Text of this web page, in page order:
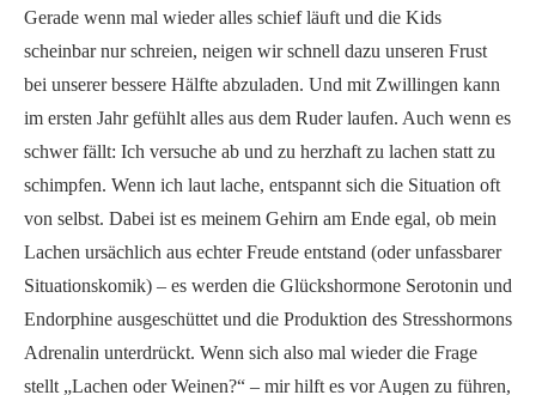
Gerade wenn mal wieder alles schief läuft und die Kids
scheinbar nur schreien, neigen wir schnell dazu unseren Frust
bei unserer bessere Hälfte abzuladen. Und mit Zwillingen kann
im ersten Jahr gefühlt alles aus dem Ruder laufen. Auch wenn es
schwer fällt: Ich versuche ab und zu herzhaft zu lachen statt zu
schimpfen. Wenn ich laut lache, entspannt sich die Situation oft
von selbst. Dabei ist es meinem Gehirn am Ende egal, ob mein
Lachen ursächlich aus echter Freude entstand (oder unfassbarer
Situationskomik) – es werden die Glückshormone Serotonin und
Endorphine ausgeschüttet und die Produktion des Stresshormons
Adrenalin unterdrückt. Wenn sich also mal wieder die Frage
stellt „Lachen oder Weinen?“ – mir hilft es vor Augen zu führen,